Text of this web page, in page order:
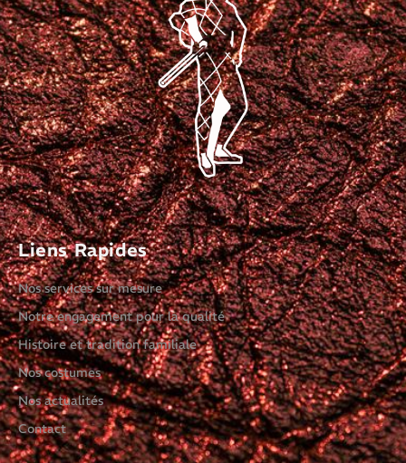
Liens Rapides
Nos services sur mesure
Notre engagement pour la qualité
Histoire et tradition familiale
Nos costumes
Nos actualités
Contact